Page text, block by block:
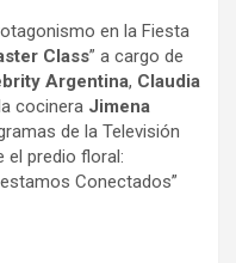
en la Fiesta
Class” a cargo de
Argentina, Claudia
cocinera Jimena
de la Televisión
el predio floral:
Conectados”